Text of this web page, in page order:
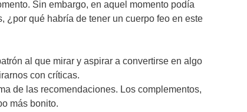
Sin embargo, en aquel momento podía
¿por qué habría de tener un cuerpo feo en este
al que mirar y aspirar a convertirse en algo
con críticas.
de las recomendaciones. Los complementos,
más bonito.